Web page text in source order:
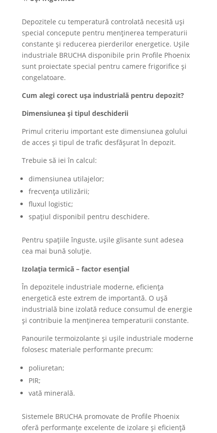
Depozitele cu temperatură controlată necesită uși
special concepute pentru menținerea temperaturii
constante și reducerea pierderilor energetice. Ușile
industriale BRUCHA disponibile prin Profile Phoenix
sunt proiectate special pentru camere frigorifice și
congelatoare.
Cum alegi corect ușa industrială pentru depozit?
Dimensiunea și tipul deschiderii
Primul criteriu important este dimensiunea golului
de acces și tipul de trafic desfășurat în depozit.
Trebuie să iei în calcul:
dimensiunea utilajelor;
frecvența utilizării;
fluxul logistic;
spațiul disponibil pentru deschidere.
Pentru spațiile înguste, ușile glisante sunt adesea
cea mai bună soluție.
Izolația termică – factor esențial
În depozitele industriale moderne, eficiența
energetică este extrem de importantă. O ușă
industrială bine izolată reduce consumul de energie
și contribuie la menținerea temperaturii constante.
Panourile termoizolante și ușile industriale moderne
folosesc materiale performante precum:
poliuretan;
PIR;
vată minerală.
Sistemele BRUCHA promovate de Profile Phoenix
oferă performanțe excelente de izolare și eficiență